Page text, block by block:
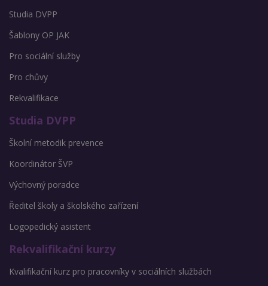
Studia DVPP
Šablony OP JAK
Pro sociální služby
Pro chůvy
Rekvalifikace
Studia DVPP
Školní metodik prevence
Koordinátor ŠVP
Výchovný poradce
Ředitel školy a školského zařízení
Logopedický asistent
Rekvalifikační kurzy
Kvalifikační kurz pro pracovníky v sociálních službách